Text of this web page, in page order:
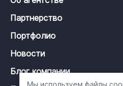
Партнерство
Портфолио
Новости
Блог компании
Мы используем файлы